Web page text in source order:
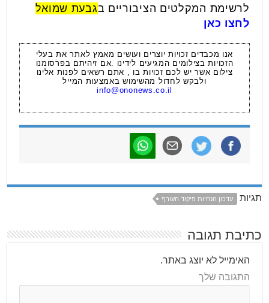
לרשימת המקלטים הציבוריים בגבעת שמואל
לחצו כאן
אנו מכבדים זכויות יוצרים ועושים מאמץ לאתר את בעלי
הזכויות בצילומים המגיעים לידינו .אם זיהיתם בפרסומנו
צילום אשר יש לכם זכויות בו , אתם רשאים לפנות אלינו
ולבקש לחדול מהשימוש באמצעות המייל
info@ononews.co.il
תגיות עדכון הנחיות פיקוד העורף
כתיבת תגובה
האימייל לא יוצג באתר.
התגובה שלך